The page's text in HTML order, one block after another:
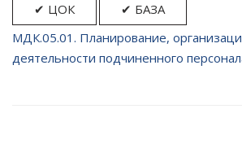
✔ ЦОК
✔ БАЗА
МДК.05.01. Планирование,
деятельности подчиненного